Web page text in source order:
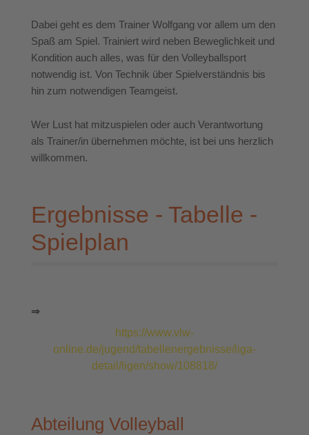
Dabei geht es dem Trainer Wolfgang vor allem um den
Spaß am Spiel. Trainiert wird neben Beweglichkeit und
Kondition auch alles, was für den Volleyballsport
notwendig ist. Von Technik über Spielverständnis bis
hin zum notwendigen Teamgeist.
Wer Lust hat mitzuspielen oder auch Verantwortung
als Trainer/in übernehmen möchte, ist bei uns herzlich
willkommen.
Ergebnisse - Tabelle -
Spielplan
⇒
https://www.vlw-
online.de/jugend/tabellenergebnisse/liga-
detail/ligen/show/108818/
Abteilung Volleyball